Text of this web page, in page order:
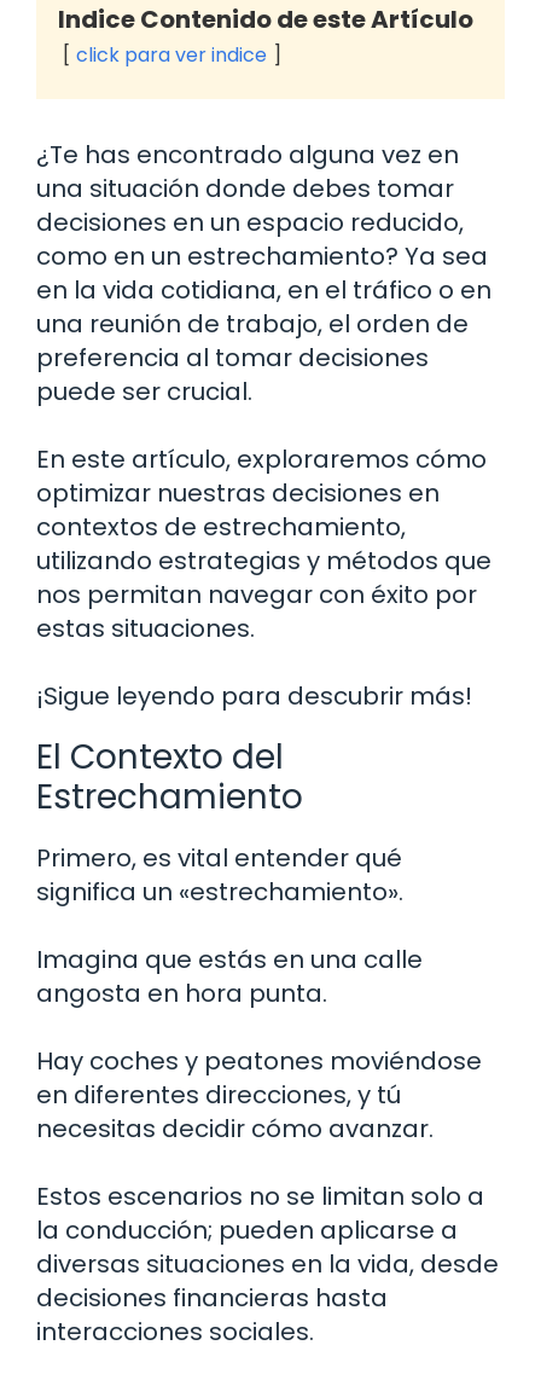
Indice Contenido de este Artículo
click para ver indice
¿Te has encontrado alguna vez en
una situación donde debes tomar
decisiones en un espacio reducido,
como en un estrechamiento? Ya sea
en la vida cotidiana, en el tráfico o en
una reunión de trabajo, el orden de
preferencia al tomar decisiones
puede ser crucial.
En este artículo, exploraremos cómo
optimizar nuestras decisiones en
contextos de estrechamiento,
utilizando estrategias y métodos que
nos permitan navegar con éxito por
estas situaciones.
¡Sigue leyendo para descubrir más!
El Contexto del
Estrechamiento
Primero, es vital entender qué
significa un «estrechamiento».
Imagina que estás en una calle
angosta en hora punta.
Hay coches y peatones moviéndose
en diferentes direcciones, y tú
necesitas decidir cómo avanzar.
Estos escenarios no se limitan solo a
la conducción; pueden aplicarse a
diversas situaciones en la vida, desde
decisiones financieras hasta
interacciones sociales.